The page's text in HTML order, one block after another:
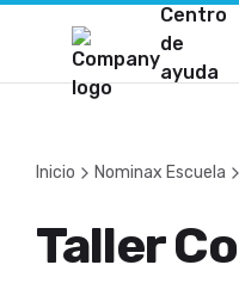
Centro
de
ayuda
Inicio Nominax Escuela
Taller